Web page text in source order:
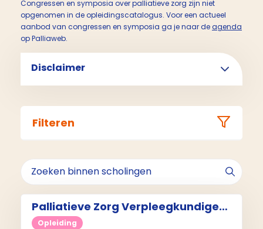
Congressen en symposia over palliatieve zorg zijn niet
opgenomen in de opleidingscatalogus. Voor een actueel
aanbod van congressen en symposia ga je naar deagenda
op Palliaweb.
Disclaimer
Filteren
Palliatieve Zorg Verpleegkundige
(opleiding)
Opleiding